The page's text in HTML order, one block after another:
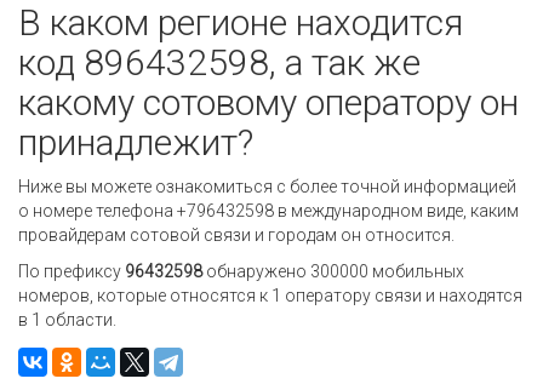
В каком регионе находится
код 896432598, а так же
какому сотовому оператору он
принадлежит?
Ниже вы можете ознакомиться с более точной информацией
о номере телефона +796432598 в международном виде, каким
провайдерам сотовой связи и городам он относится.
По префиксу 96432598обнаружено 300000 мобильных
номеров, которые относятся к 1 оператору связи и находятся
в 1 области.